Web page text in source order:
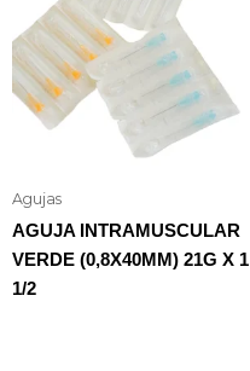
Agujas
AGUJA INTRAMUSCULAR
VERDE (0,8X40MM) 21G X 1
1/2